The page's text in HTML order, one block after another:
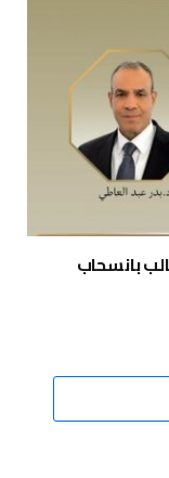
بانسحاب